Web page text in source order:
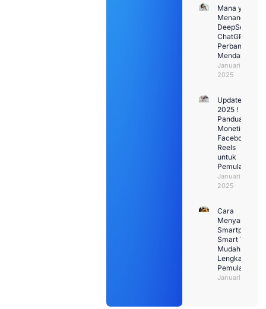
Mana yang
Menang:
DeepSeek VS
ChatGPT?
Perbandingan
Mendalam
Januari 30,
2025
Update
2025 !
Panduan
Monetisasi
Facebook
Reels
untuk
Pemula
Januari 29,
2025
Cara
Smartphone
Smart TV
Mudah:
Lengkap
Pemula
Januari 26,